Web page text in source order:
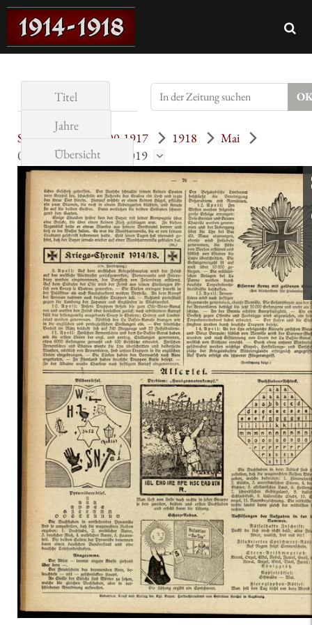
Titel
Jahre
Übersicht
Seite
Sonntags-Blatt. 1900-1917 1918
Mai
019 (12.5.1918) = Nr. 019